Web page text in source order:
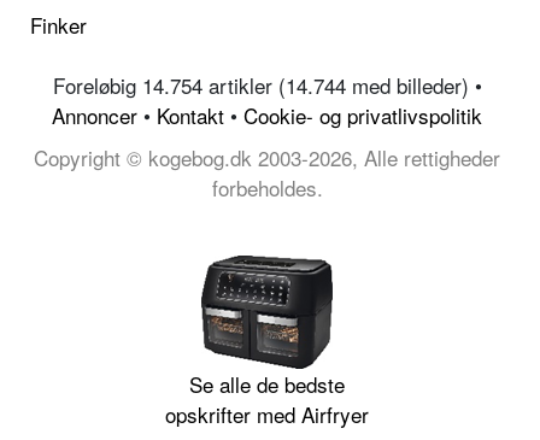
Finker
Foreløbig 14.754 artikler (14.744 med billeder) •
Annoncer • Kontakt • Cookie- og privatlivspolitik
Copyright © kogebog.dk 2003-2026, Alle rettigheder
forbeholdes.
Se alle de bedste
opskrifter med Airfryer